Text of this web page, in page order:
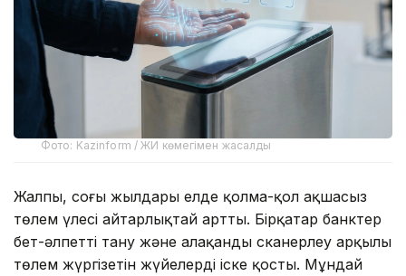
Фото: Kazinform / ЖИ көмегімен жасалды
Жалпы, соңғы жылдары елде қолма-қол ақшасыз
төлем үлесі айтарлықтай артты. Бірқатар банктер
бет-әлпетті тану және алақанды сканерлеу арқылы
төлем жүргізетін жүйелерді іске қосты. Мұндай